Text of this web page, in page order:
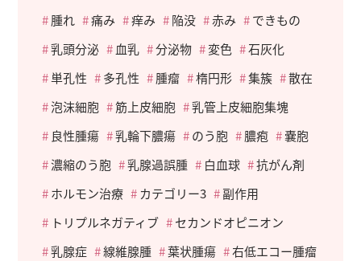
腫れ
痛み 痒み 陥没 赤み
できもの
乳頭分泌
血乳 分泌物 変色
石灰化
単孔性
多孔性 腫瘤 楕円形 集簇
散在
泡沫細胞
筋上皮細胞
乳管上皮細胞集塊
良性腫瘍
乳輪下膿瘍 のう胞 膿疱
嚢胞
濃縮のう胞
乳腺過誤腫 白血球
抗がん剤
ホルモン治療
カテゴリー3
副作用
トリプルネガティブ
セカンドオピニオン
乳腺症
線維腺腫 葉状腫瘍
右低エコー腫瘤